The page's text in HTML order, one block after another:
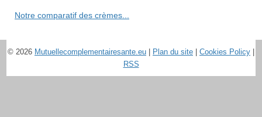
Notre comparatif des crèmes...
© 2026 Mutuellecomplementairesante.eu Plan du site Cookies Policy
RSS